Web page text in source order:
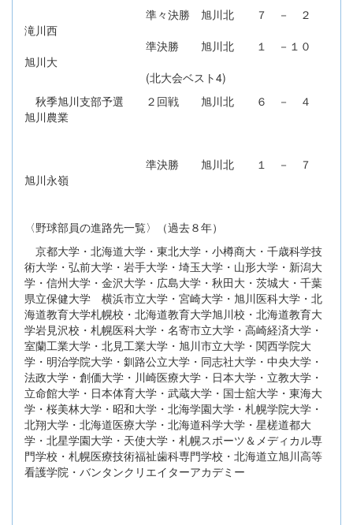
準々決勝 旭川北 ７ － ２
滝川西
準決勝 旭川北 １ －１０
旭川大
(北大会ベスト4)
秋季旭川支部予選 ２回戦 旭川北 ６ － ４
旭川農業
準決勝 旭川北 １ － ７
旭川永嶺
〈野球部員の進路先一覧〉（過去８年）
京都大学・北海道大学・東北大学・小樽商大・千歳科学技
術大学・弘前大学・岩手大学・埼玉大学・山形大学・新潟大
学・信州大学・金沢大学・広島大学・秋田大・茨城大・千葉
県立保健大学 横浜市立大学・宮崎大学・旭川医科大学・北
海道教育大学札幌校・北海道教育大学旭川校・北海道教育大
学岩見沢校・札幌医科大学・名寄市立大学・高崎経済大学・
室蘭工業大学・北見工業大学・旭川市立大学・関西学院大
学・明治学院大学・釧路公立大学・同志社大学・中央大学・
法政大学・創価大学・川崎医療大学・日本大学・立教大学・
立命館大学・日本体育大学・武蔵大学・国士舘大学・東海大
学・桜美林大学・昭和大学・北海学園大学・札幌学院大学・
北翔大学・北海道医療大学・北海道科学大学・星槎道都大
学・北星学園大学・天使大学・札幌スポーツ＆メディカル専
門学校・札幌医療技術福祉歯科専門学校・北海道立旭川高等
看護学院・バンタンクリエイターアカデミー